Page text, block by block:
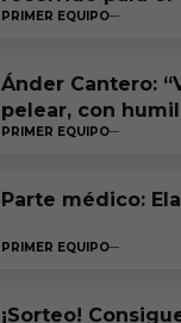
blanquinegro
PRIMER EQUIPO
Ánder Cantero:
pelear, con
ambición, por
temporada”
PRIMER EQUIPO
Parte médico:
PRIMER EQUIPO
¡Sorteo!